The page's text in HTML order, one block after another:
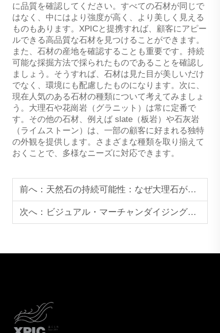
に品質を確認してください。すべての石材が同じで
はなく、中にはより強度が高く、より美しく見える
ものもあります。XPICと提携すれば、顧客にアピー
ルできる高品質な石材を見つけることができます。
また、石材の産地を確認することも重要です。持続
可能な採掘方法で採られたものであることを確認し
ましょう。そうすれば、石材は見た目が美しいだけ
でなく、環境にも配慮したものになります。次に、
現在人気のある石材の種類について考えてみましょ
う。大理石や花崗岩（グラニット）は常に定番で
す。その他の石材、例えば slate（板岩）や石灰岩
（ライムストーン）は、一部の顧客に好まれる独特
の外観を提供します。さまざまな種類を取り揃えて
おくことで、多様なニーズに対応できます。
前へ： 天然石の持続可能性：なぜ大理石が環境にやさしいインテリア素材なのか
次へ： ビジュアル・マーチャンダイジングのコツ：大理石製スタンドで注目ポイントを作り出す